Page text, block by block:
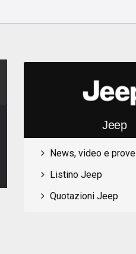
Jeep
News, video e prove
Listino Jeep
Quotazioni Jeep